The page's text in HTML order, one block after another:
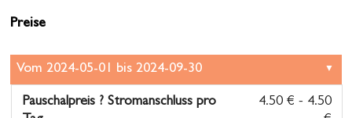
Preise
Pauschalpreis ? Stromanschluss pro
4.50 € - 4.50